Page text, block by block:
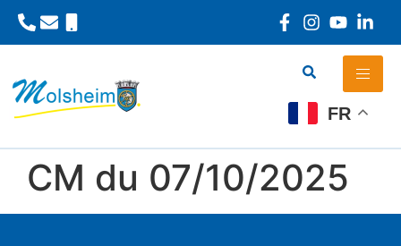
FR
CM du 07/10/2025
Panneau de gestion des cookies